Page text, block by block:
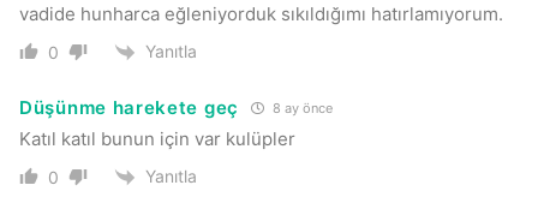
vadide hunharca eğleniyorduk sıkıldığımı hatırlamıyorum.
0 Yanıtla
Düşünme harekete geç 8 ay önce
Katıl katıl bunun için var kulüpler
0 Yanıtla